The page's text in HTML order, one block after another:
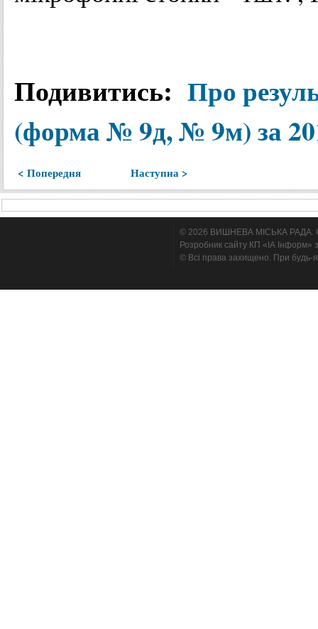
Подивитись: Про
(форма№ 9д, № 9м)за
< Попередня Наступна >
© 2026 ВИШНЕВА МІСЬКА РАДА.
Розробник сайту КП «ІА Інформ»
© Всі права захищено. При будь-